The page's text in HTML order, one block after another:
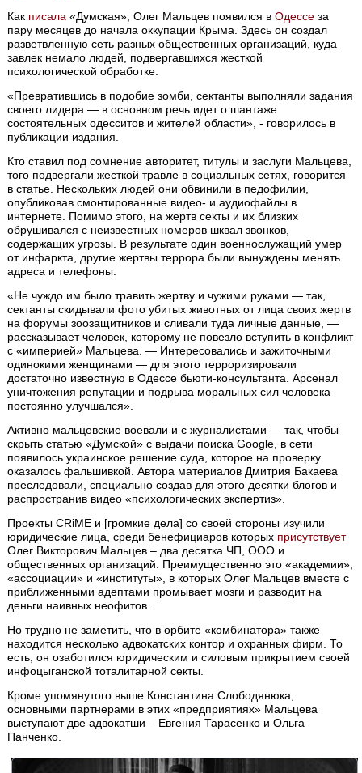
Как писала «Думская», Олег Мальцев появился вОдессе за
пару месяцев до начала оккупации Крыма. Здесь он создал
разветвленную сеть разных общественных организаций, куда
завлек немало людей, подвергавшихся жесткой
психологической обработке.
«Превратившись в подобие зомби, сектанты выполняли задания
своего лидера — в основном речь идет о шантаже
состоятельных одесситов и жителей области», - говорилось в
публикации издания.
Кто ставил под сомнение авторитет, титулы и заслуги Мальцева,
того подвергали жесткой травле в социальных сетях, говорится
в статье. Нескольких людей они обвинили в педофилии,
опубликовав смонтированные видео- и аудиофайлы в
интернете. Помимо этого, на жертв секты и их близких
обрушивался с неизвестных номеров шквал звонков,
содержащих угрозы. В результате один военнослужащий умер
от инфаркта, другие жертвы террора были вынуждены менять
адреса и телефоны.
«Не чуждо им было травить жертву и чужими руками — так,
сектанты скидывали фото убитых животных от лица своих жертв
на форумы зоозащитников и сливали туда личные данные, —
рассказывает человек, которому не повезло вступить в конфликт
с «империей» Мальцева. — Интересовались и зажиточными
одинокими женщинами — для этого терроризировали
достаточно известную в Одессе бьюти-консультанта. Арсенал
уничтожения репутации и подрыва моральных сил человека
постоянно улучшался».
Активно мальцевские воевали и с журналистами — так, чтобы
скрыть статью «Думской» с выдачи поиска Google, в сети
появилось украинское решение суда, которое на проверку
оказалось фальшивкой. Автора материалов Дмитрия Бакаева
преследовали, специально создав для этого десятки блогов и
распространив видео «психологических экспертиз».
Проекты CRiME и [громкие дела] со своей стороны изучили
юридические лица, среди бенефициаров которых присутствует
Олег Викторович Мальцев – два десятка ЧП, ООО и
общественных организаций. Преимущественно это «академии»,
«ассоциации» и «институты», в которых Олег Мальцев вместе с
приближенными адептами промывает мозги и разводит на
деньги наивных неофитов.
Но трудно не заметить, что в орбите «комбинатора» также
находится несколько адвокатских контор и охранных фирм. То
есть, он озаботился юридическим и силовым прикрытием своей
инфоцыганской тоталитарной секты.
Кроме упомянутого выше Константина Слободянюка,
основными партнерами в этих «предприятиях» Мальцева
выступают две адвокатши – Евгения Тарасенко и Ольга
Панченко.